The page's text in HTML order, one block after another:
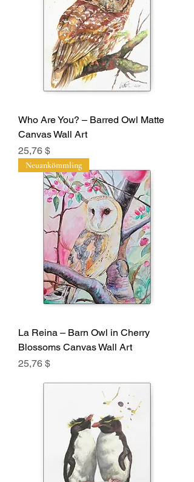
Who Are You? – Barred Owl Matte
Canvas Wall Art
Preis
25,76 $
Neuankömmling
La Reina – Barn Owl in Cherry
Blossoms Canvas Wall Art
Preis
25,76 $